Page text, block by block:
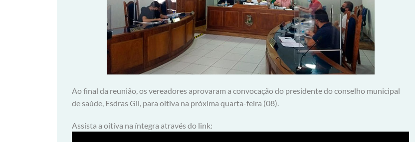
Ao final da reunião, os vereadores aprovaram a convocação do presidente do conselho municipal
de saúde, Esdras Gil, para oitiva na próxima quarta-feira (08).
Assista a oitiva na íntegra através do link: